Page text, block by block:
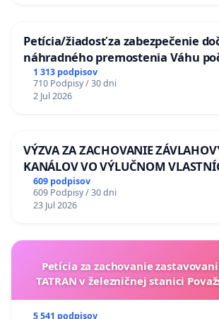
Petícia/žiadosť za zabezpečenie
náhradného premostenia Váhu
uzávery Vážskeho mosta v Komárne
1 313 podpisov
710 Podpisy / 30 dni
2 Jul 2026
VÝZVA ZA ZACHOVANIE
KANÁLOV VO VÝLUČNOM
KONTROLOU SLOVENSKEJ
na riešenie zanedbaného stavu
odvodňovacích kanálov na
609 podpisov
609 Podpisy / 30 dni
23 Jul 2026
Petícia za zachovanie
TATRAN v železničnej stanici
5 541 podpisov